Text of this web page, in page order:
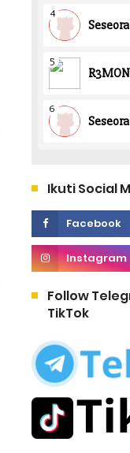
Ikuti Social
Follow
TikTok